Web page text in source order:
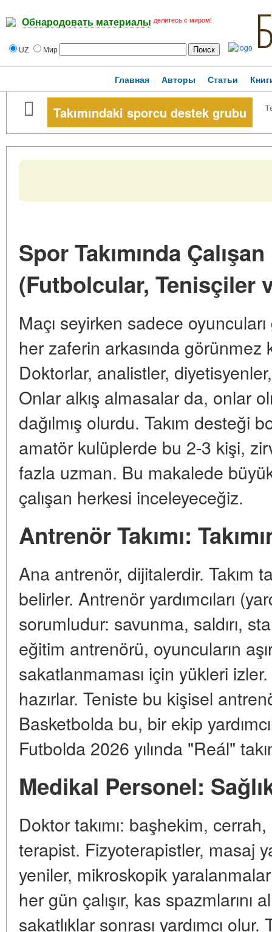
Обнародовать материалы делитесь с миром!
UZ Мир
Главная Авторы Статьи
Takımındaki sporcu destek grubu
Spor Takımında
(Futbolcular, Tenisçiler
Maçı seyirken sadece
her zaferin arkasında görünmez
Doktorlar, analistler,
Onlar alkış almasalar da, onlar
dağılmış olurdu. Takım desteği
amatör kulüplerde bu 2-3 kişi,
fazla uzman. Bu makalede
çalışan herkesi inceleyeceğiz.
Antrenör Takımı:
Ana antrenör, dijitalerdir. Takım
belirler. Antrenör yardımcıları
sorumludur: savunma, saldırı,
eğitim antrenörü, oyuncuların
sakatlanmaması için yükleri
hazırlar. Teniste bu kişisel
Basketbolda bu, bir ekip
Futbolda 2026 yılında "Reál"
Medikal Personel:
Doktor takımı: başhekim,
terapist. Fizyoterapistler, masaj
yeniler, mikroskopik
her gün çalışır, kas spazmlarını
sakatlıklar sonrası yardımcı